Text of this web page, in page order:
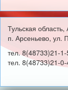
Тульская
п. Арсеньево, ул.
тел. 8(48733)21-1-
тел. 8(48733)21-